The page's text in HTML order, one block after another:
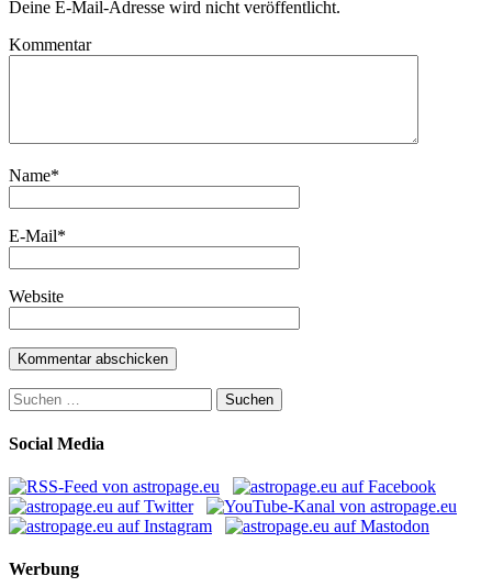
Deine E-Mail-Adresse wird nicht veröffentlicht.
Kommentar
Name*
E-Mail*
Website
Suchen
nach:
Social Media
Werbung